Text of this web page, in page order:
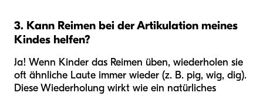
3. Kann Reimen bei der Artikulation meines
Kindes helfen?
Ja! Wenn Kinder das Reimen üben, wiederholen sie
oft ähnliche Laute immer wieder (z. B. pig, wig, dig).
Diese Wiederholung wirkt wie ein natürliches